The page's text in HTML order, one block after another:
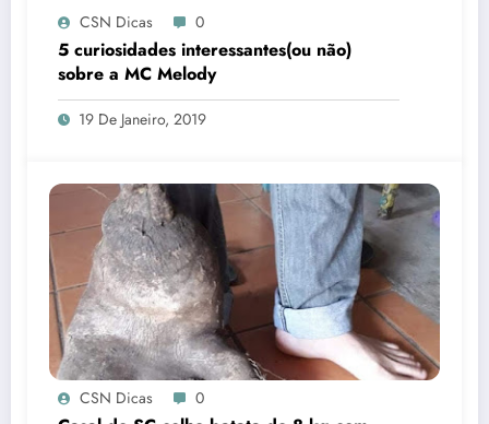
CSN Dicas 0
5 curiosidades interessantes(ou não)
sobre a MC Melody
19 De Janeiro, 2019
CSN Dicas 0